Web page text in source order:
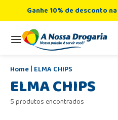
Ganhe 10% de desconto
ELMA CHIPS
ELMA CHIPS
5 produtos encontrados